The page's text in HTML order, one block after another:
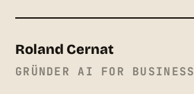
Roland Cernat
GRÜNDER AI FOR BUSINESS